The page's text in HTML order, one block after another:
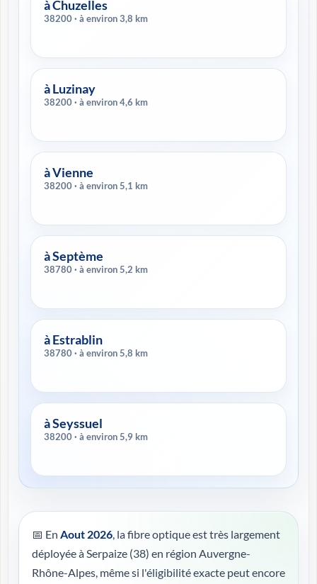
à Chuzelles
38200 · à environ 3,8 km
à Luzinay
38200 · à environ 4,6 km
à Vienne
38200 · à environ 5,1 km
à Septème
38780 · à environ 5,2 km
à Estrablin
38780 · à environ 5,8 km
à Seyssuel
38200 · à environ 5,9 km
📅 En Aout 2026, la fibre optique est très largement
déployée à Serpaize (38) en région Auvergne-
Rhône-Alpes, même si l'éligibilité exacte peut encore